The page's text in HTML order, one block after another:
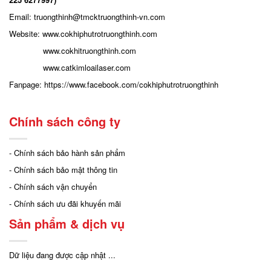
Email: truongthinh@tmcktruongthinh-vn.com
Website: www.cokhiphutrotruongthinh.com
www.cokhitruongthinh.com
www.catkimloailaser.com
Fanpage: https://www.facebook.com/cokhiphutrotruongthinh
Chính sách công ty
- Chính sách bảo hành sản phẩm
- Chính sách bảo mật thông tin
- Chính sách vận chuyển
- Chính sách ưu đãi khuyến mãi
Sản phẩm & dịch vụ
Dữ liệu đang được cập nhật ...